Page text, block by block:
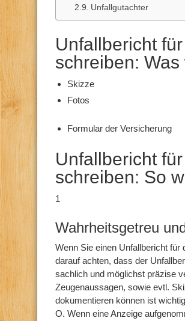
Unfallgutachter
Unfallbericht
schreiben:
Skizze
Fotos
Formular der Versicherung
Unfallbericht
schreiben: So
1
Wahrheitsgetreu
Wenn Sie einen Unfallbericht
darauf achten, dass der
sachlich und möglichst präzise
Zeugenaussagen, sowie evtl.
dokumentieren können ist
O. Wenn eine Anzeige